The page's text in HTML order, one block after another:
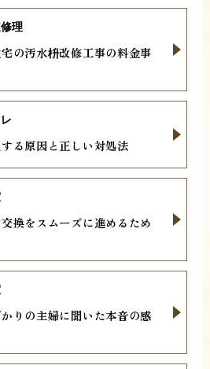
の汚水枡改修工事の料金事
理
る原因と正しい対処法
換をスムーズに進めるため
りの主婦に聞いた本音の感